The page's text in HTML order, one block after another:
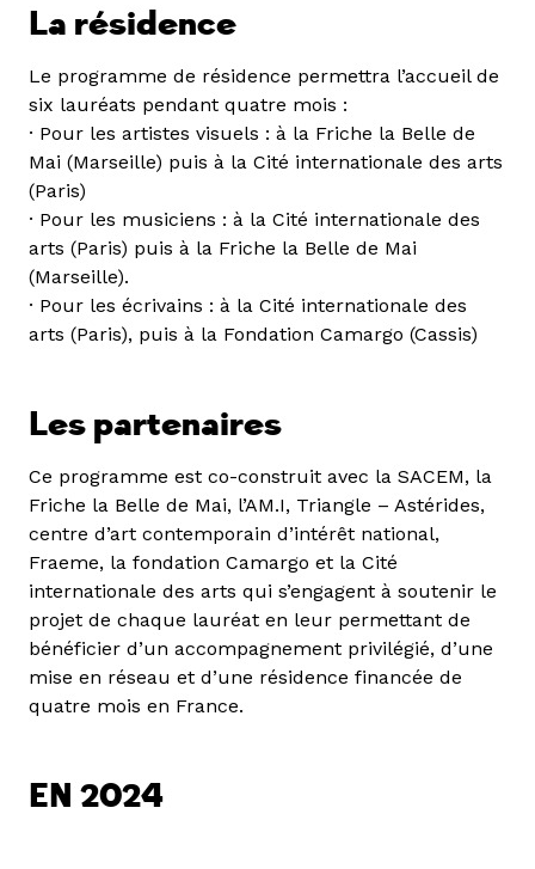
La résidence
Le programme de résidence permettra l’accueil de
six lauréats pendant quatre mois :
· Pour les artistes visuels : à la Friche la Belle de
Mai (Marseille) puis à la Cité internationale des arts
(Paris)
· Pour les musiciens : à la Cité internationale des
arts (Paris) puis à la Friche la Belle de Mai
(Marseille).
· Pour les écrivains : à la Cité internationale des
arts (Paris), puis à la Fondation Camargo (Cassis)
Les partenaires
Ce programme est co-construit avec la SACEM, la
Friche la Belle de Mai, l’AM.I, Triangle – Astérides,
centre d’art contemporain d’intérêt national,
Fraeme, la fondation Camargo et la Cité
internationale des arts qui s’engagent à soutenir le
projet de chaque lauréat en leur permettant de
bénéficier d’un accompagnement privilégié, d’une
mise en réseau et d’une résidence financée de
quatre mois en France.
EN 2024